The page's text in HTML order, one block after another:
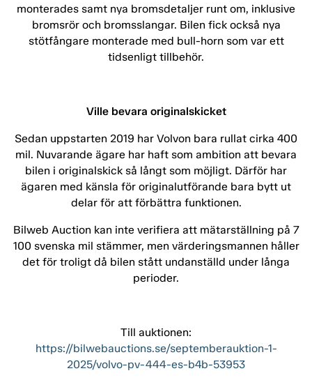
monterades samt nya bromsdetaljer runt om, inklusive
bromsrör och bromsslangar. Bilen fick också nya
stötfångare monterade med bull-horn som var ett
tidsenligt tillbehör.
Ville bevara originalskicket
Sedan uppstarten 2019 har Volvon bara rullat cirka 400
mil. Nuvarande ägare har haft som ambition att bevara
bilen i originalskick så långt som möjligt. Därför har
ägaren med känsla för originalutförande bara bytt ut
delar för att förbättra funktionen.
Bilweb Auction kan inte verifiera att mätarställning på 7
100 svenska mil stämmer, men värderingsmannen håller
det för troligt då bilen stått undanställd under långa
perioder.
Till auktionen:
https://bilwebauctions.se/septemberauktion-1-
2025/volvo-pv-444-es-b4b-53953